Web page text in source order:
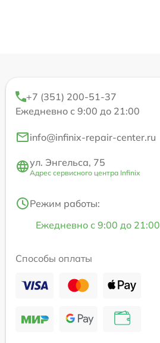
+7 (351) 200-51-37
Ежедневно с 9:00 до 21:00
info@infinix-repair-center.ru
ул. Энгельса, 75
Адрес сервисного центра Infinix
Режим работы:
Ежедневно с 9:00 до 21:00
Способы оплаты